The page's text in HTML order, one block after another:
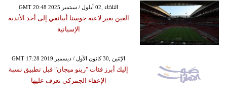
GMT 20:48 2025 الثلاثاء ,02 أيلول / سبتمبر
العين يعير لاعبه جوسنا أبيانفي إلى أحد الأندية
الإسبانية
GMT 17:28 2019 الإثنين ,30 كانون الأول / ديسمبر
إليك أبرز فئات "رينو ميجان" قبل تطبيق نسبة
الإعفاء الجمركي تعرف عليها